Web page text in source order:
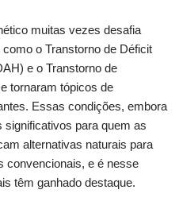
muitas vezes desafia
o Transtorno de Déficit
e o Transtorno de
tornaram tópicos de
Essas condições, embora
para quem as
alternativas naturais para
convencionais, e é nesse
têm ganhado destaque.